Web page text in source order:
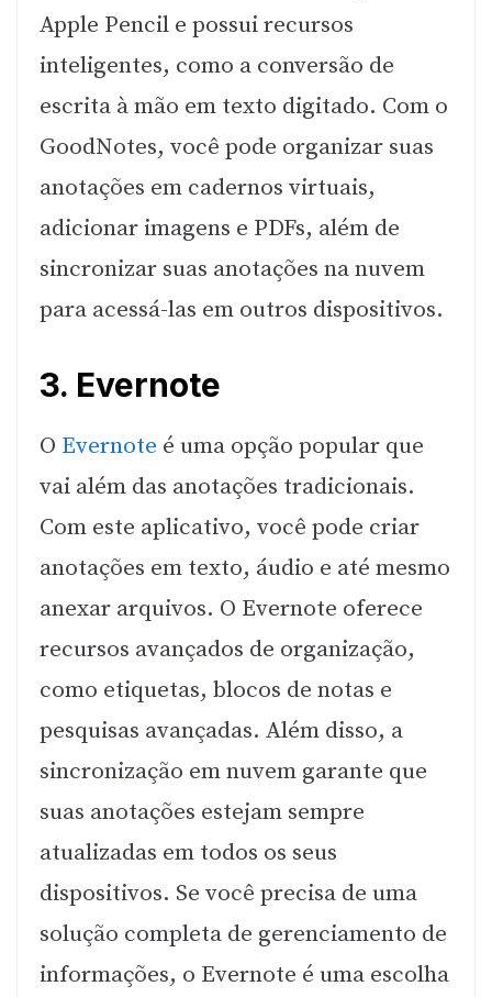
Apple Pencil e possui recursos
inteligentes, como a conversão de
escrita à mão em texto digitado. Com o
GoodNotes, você pode organizar suas
anotações em cadernos virtuais,
adicionar imagens e PDFs, além de
sincronizar suas anotações na nuvem
para acessá-las em outros dispositivos.
3. Evernote
O Evernote é uma opção popular que
vai além das anotações tradicionais.
Com este aplicativo, você pode criar
anotações em texto, áudio e até mesmo
anexar arquivos. O Evernote oferece
recursos avançados de organização,
como etiquetas, blocos de notas e
pesquisas avançadas. Além disso, a
sincronização em nuvem garante que
suas anotações estejam sempre
atualizadas em todos os seus
dispositivos. Se você precisa de uma
solução completa de gerenciamento de
informações, o Evernote é uma escolha